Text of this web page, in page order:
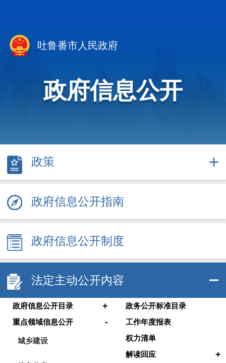
吐鲁番市人民政府
政府信息公开
政策
政府信息公开指南
政府信息公开制度
法定主动公开内容
政府信息公开目录 +
政务公开标准目录
重点领域信息公开
-
城乡建设
工作年度报表
权力清单
解读回应
+